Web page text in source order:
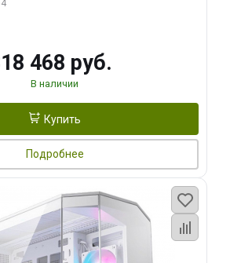
468 руб.
В наличии
Купить
Подробнее